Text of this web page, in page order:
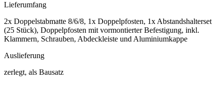
Lieferumfang
2x Doppelstabmatte 8/6/8, 1x Doppelpfosten, 1x Abstandshalterset
(25 Stück), Doppelpfosten mit vormontierter Befestigung, inkl.
Klammern, Schrauben, Abdeckleiste und Aluminiumkappe
Auslieferung
zerlegt, als Bausatz